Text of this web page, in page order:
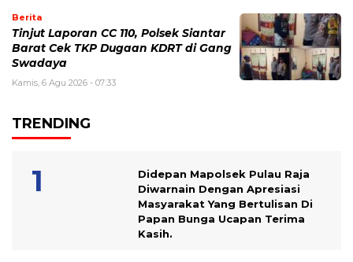
Berita
Tinjut Laporan CC 110, Polsek Siantar
Barat Cek TKP Dugaan KDRT di Gang
Swadaya
Kamis, 6 Agu 2026 - 07:33
TRENDING
Didepan Mapolsek Pulau Raja
Diwarnain Dengan Apresiasi
Masyarakat Yang Bertulisan Di
Papan Bunga Ucapan Terima
Kasih.